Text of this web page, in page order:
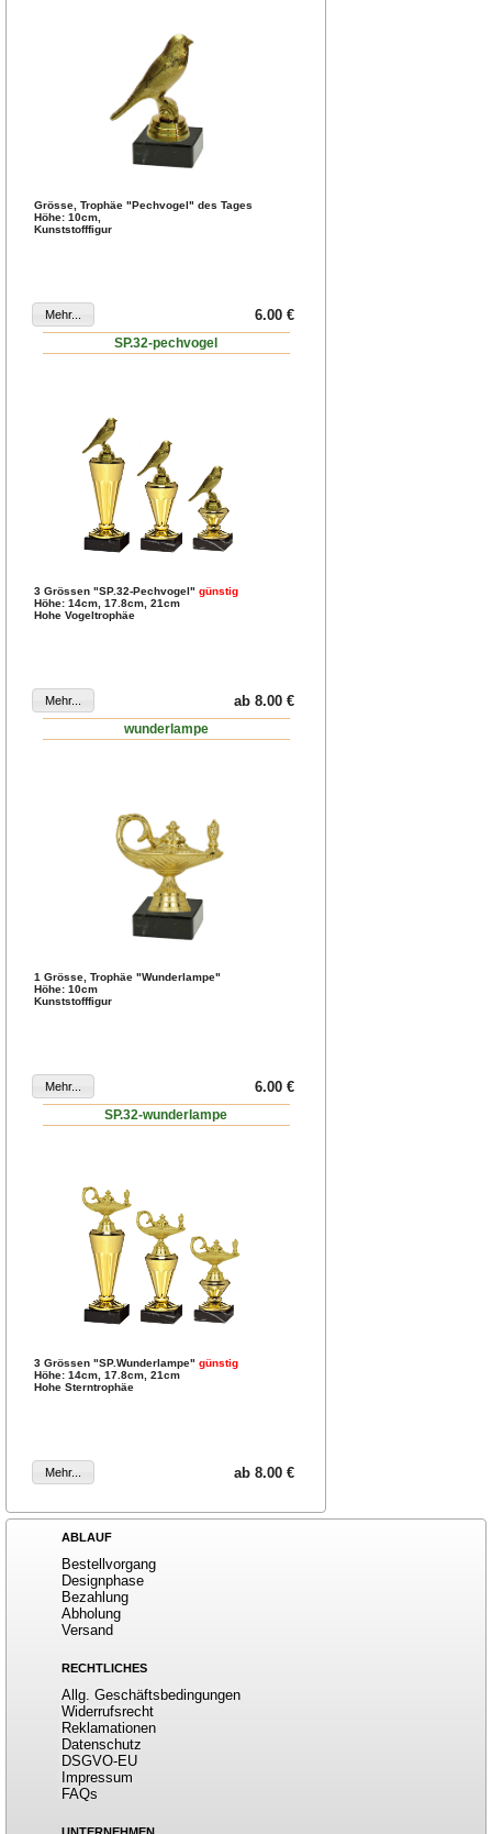
Grösse, Trophäe "Pechvogel" des Tages
Höhe: 10cm,
Kunststofffigur
6.00 €
SP.32-pechvogel
3 Grössen "SP.32-Pechvogel" günstig
Höhe: 14cm, 17.8cm, 21cm
Hohe Vogeltrophäe
ab 8.00 €
wunderlampe
1 Grösse, Trophäe "Wunderlampe"
Höhe: 10cm
Kunststofffigur
6.00 €
SP.32-wunderlampe
3 Grössen "SP.Wunderlampe" günstig
Höhe: 14cm, 17.8cm, 21cm
Hohe Sterntrophäe
ab 8.00 €
ABLAUF
Bestellvorgang
Designphase
Bezahlung
Abholung
Versand
RECHTLICHES
Allg. Geschäftsbedingungen
Widerrufsrecht
Reklamationen
Datenschutz
DSGVO-EU
Impressum
FAQs